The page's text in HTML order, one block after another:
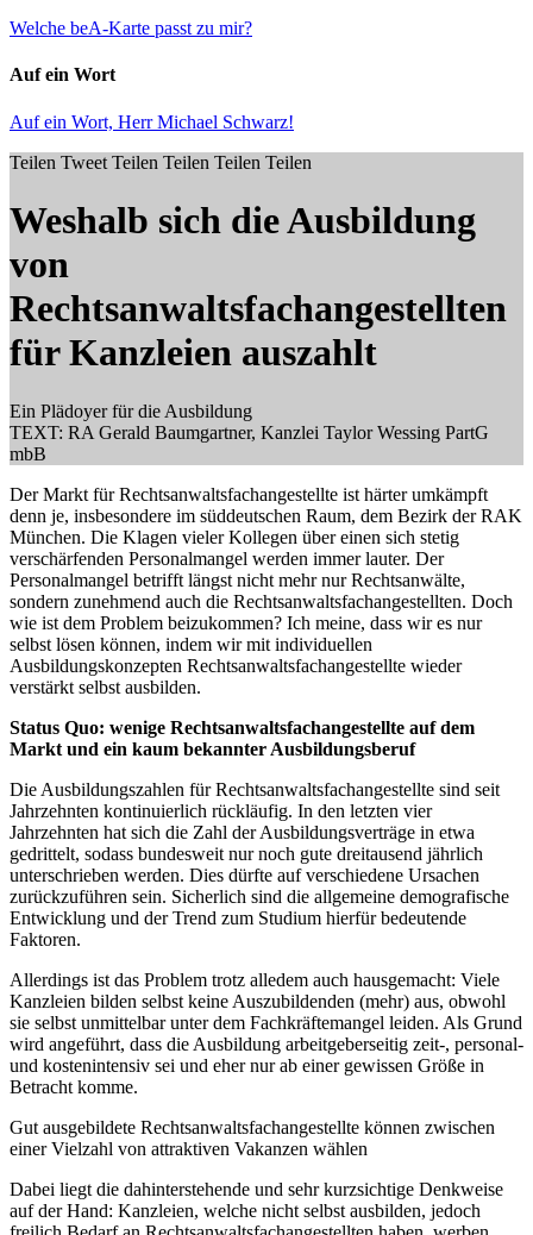
Welche beA-Karte passt zu mir?
Auf ein Wort
Auf ein Wort, Herr Michael Schwarz!
Teilen Tweet Teilen Teilen Teilen Teilen
Weshalb sich die Ausbildung
von
Rechtsanwaltsfachangestellten
für Kanzleien auszahlt
Ein Plädoyer für die Ausbildung
TEXT: RA Gerald Baumgartner, Kanzlei Taylor Wessing PartG
mbB
Der Markt für Rechtsanwaltsfachangestellte ist härter umkämpft
denn je, insbesondere im süddeutschen Raum, dem Bezirk der RAK
München. Die Klagen vieler Kollegen über einen sich stetig
verschärfenden Personalmangel werden immer lauter. Der
Personalmangel betrifft längst nicht mehr nur Rechtsanwälte,
sondern zunehmend auch die Rechtsanwaltsfachangestellten. Doch
wie ist dem Problem beizukommen? Ich meine, dass wir es nur
selbst lösen können, indem wir mit individuellen
Ausbildungskonzepten Rechtsanwaltsfachangestellte wieder
verstärkt selbst ausbilden.
Status Quo: wenige Rechtsanwaltsfachangestellte auf dem
Markt und ein kaum bekannter Ausbildungsberuf
Die Ausbildungszahlen für Rechtsanwaltsfachangestellte sind seit
Jahrzehnten kontinuierlich rückläufig. In den letzten vier
Jahrzehnten hat sich die Zahl der Ausbildungsverträge in etwa
gedrittelt, sodass bundesweit nur noch gute dreitausend jährlich
unterschrieben werden. Dies dürfte auf verschiedene Ursachen
zurückzuführen sein. Sicherlich sind die allgemeine demografische
Entwicklung und der Trend zum Studium hierfür bedeutende
Faktoren.
Allerdings ist das Problem trotz alledem auch hausgemacht: Viele
Kanzleien bilden selbst keine Auszubildenden (mehr) aus, obwohl
sie selbst unmittelbar unter dem Fachkräftemangel leiden. Als Grund
wird angeführt, dass die Ausbildung arbeitgeberseitig zeit-, personal-
und kostenintensiv sei und eher nur ab einer gewissen Größe in
Betracht komme.
Gut ausgebildete Rechtsanwaltsfachangestellte können zwischen
einer Vielzahl von attraktiven Vakanzen wählen
Dabei liegt die dahinterstehende und sehr kurzsichtige Denkweise
auf der Hand: Kanzleien, welche nicht selbst ausbilden, jedoch